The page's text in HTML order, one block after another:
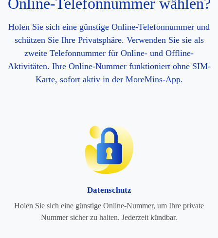
Holen Sie sich eine günstige Online-Telefonnummer und
schützen Sie Ihre Privatsphäre. Verwenden Sie sie als
zweite Telefonnummer für Online- und Offline-
Aktivitäten. Ihre Online-Nummer funktioniert ohne SIM-
Karte, sofort aktiv in der MoreMins-App.
Datenschutz
Holen Sie sich eine günstige Online-Nummer, um Ihre private
Nummer sicher zu halten. Jederzeit kündbar.